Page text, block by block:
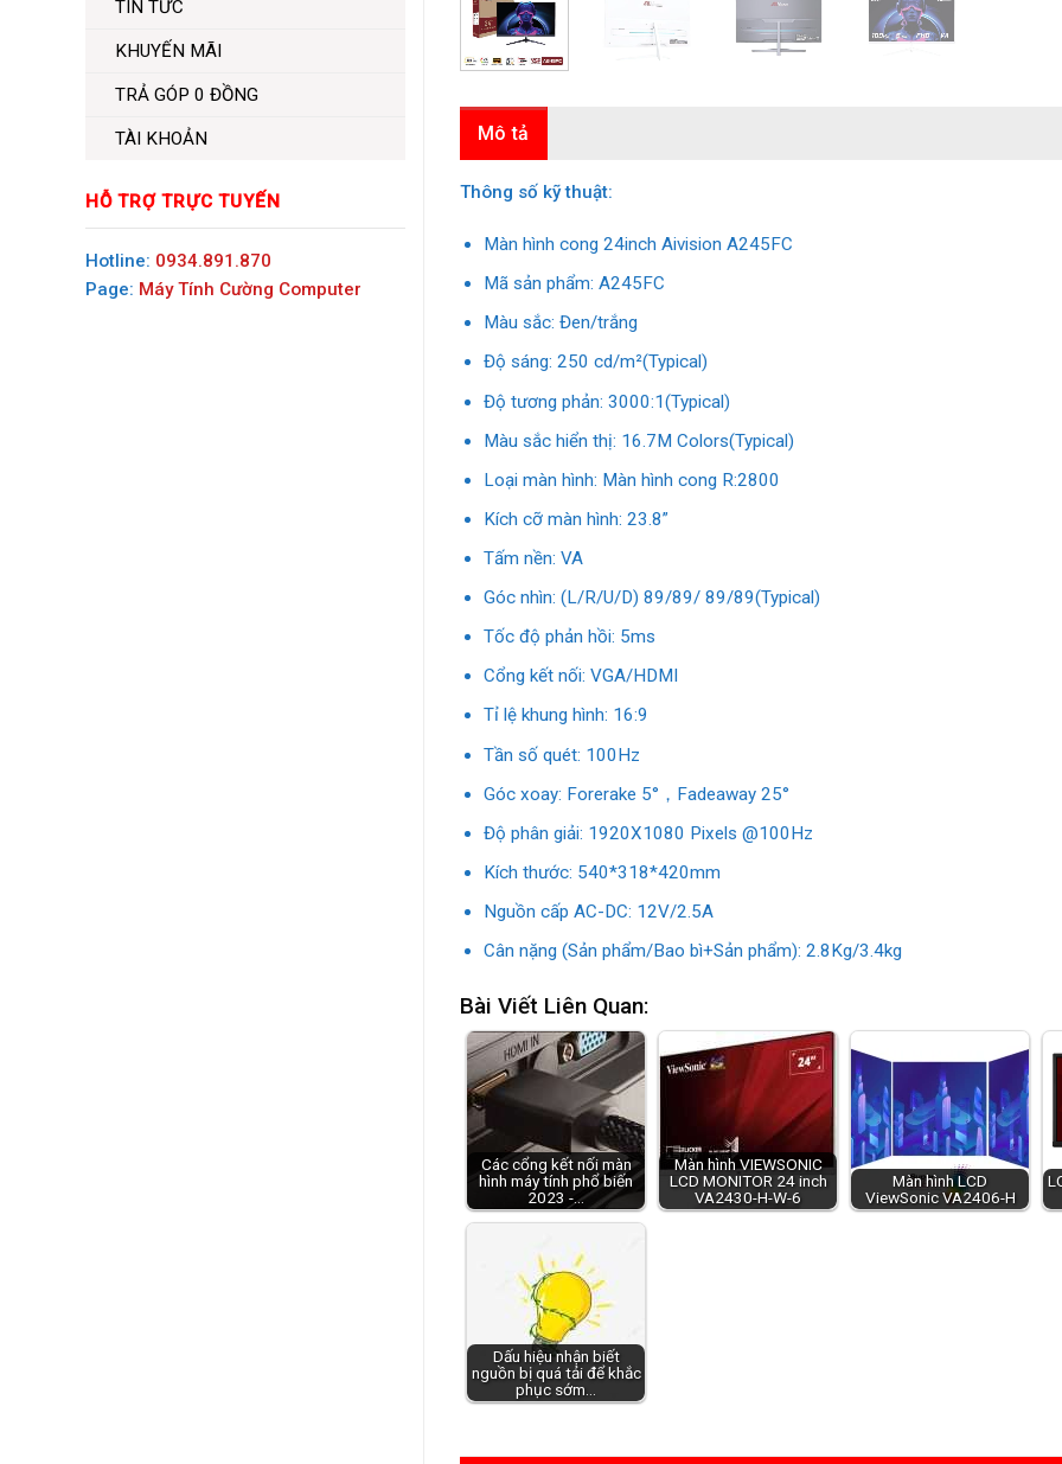
TIN TỨC
KHUYẾN MÃI
TRẢ GÓP 0 ĐỒNG
TÀI KHOẢN
HỖ TRỢ TRỰC TUYẾN
Hotline: 0934.891.870
Page: Máy Tính Cường Computer
Mô tả
Thông số kỹ thuật:
Màn hình cong 24inch Aivision A245FC
Mã sản phẩm: A245FC
Màu sắc: Đen/trắng
Độ sáng: 250 cd/m²(Typical)
Độ tương phản: 3000:1(Typical)
Màu sắc hiển thị: 16.7M Colors(Typical)
Loại màn hình: Màn hình cong R:2800
Kích cỡ màn hình: 23.8”
Tấm nền: VA
Góc nhìn: (L/R/U/D) 89/89/ 89/89(Typical)
Tốc độ phản hồi: 5ms
Cổng kết nối: VGA/HDMI
Tỉ lệ khung hình: 16:9
Tần số quét: 100Hz
Góc xoay: Forerake 5°，Fadeaway 25°
Độ phân giải: 1920X1080 Pixels @100Hz
Kích thước: 540*318*420mm
Nguồn cấp AC-DC: 12V/2.5A
Cân nặng (Sản phẩm/Bao bì+Sản phẩm): 2.8Kg/3.4kg
Bài Viết Liên Quan:
Các cổng kết nối màn
hình máy tính phổ biến
2023 -…
Màn hình VIEWSONIC
LCD MONITOR 24 inch
VA2430-H-W-6
Màn hình LCD
ViewSonic VA2406-H
Dấu hiệu nhận biết
nguồn bị quá tải để khắc
phục sớm…